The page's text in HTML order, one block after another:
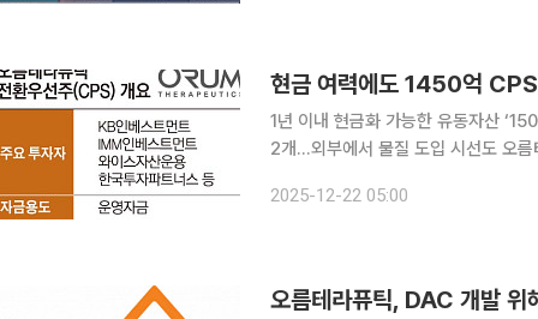
현금 여력에도 1450억
1년 이내 현금화 가능한 유동자산
2개…외부에서 물질 도입 시선도 오름테라퓨틱이 1450억 원 규모의 전환우선주(CPS) 투자를 유
이에 맞먹는 규모의 투자를 단행했다
2025-12-22 05:00
오름테라퓨틱, DAC 개발